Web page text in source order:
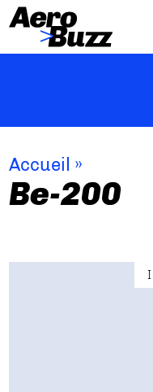
Accueil »
Be-200